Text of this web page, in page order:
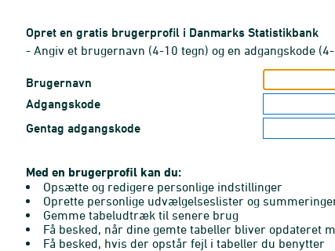
Opret en gratis brugerprofil i Danmarks Statistikbank
- Angiv et brugernavn (4-10 tegn) og en adgangskode
Brugernavn
Adgangskode
Gentag adgangskode
Med en brugerprofil kan du:
Opsætte og redigere personlige indstillinger
Oprette personlige udvælgelseslister og
Gemme tabeludtræk til senere brug
Få besked, når dine gemte tabeller bliver opdateret
Få besked, hvis der opstår fejl i tabeller du benytter